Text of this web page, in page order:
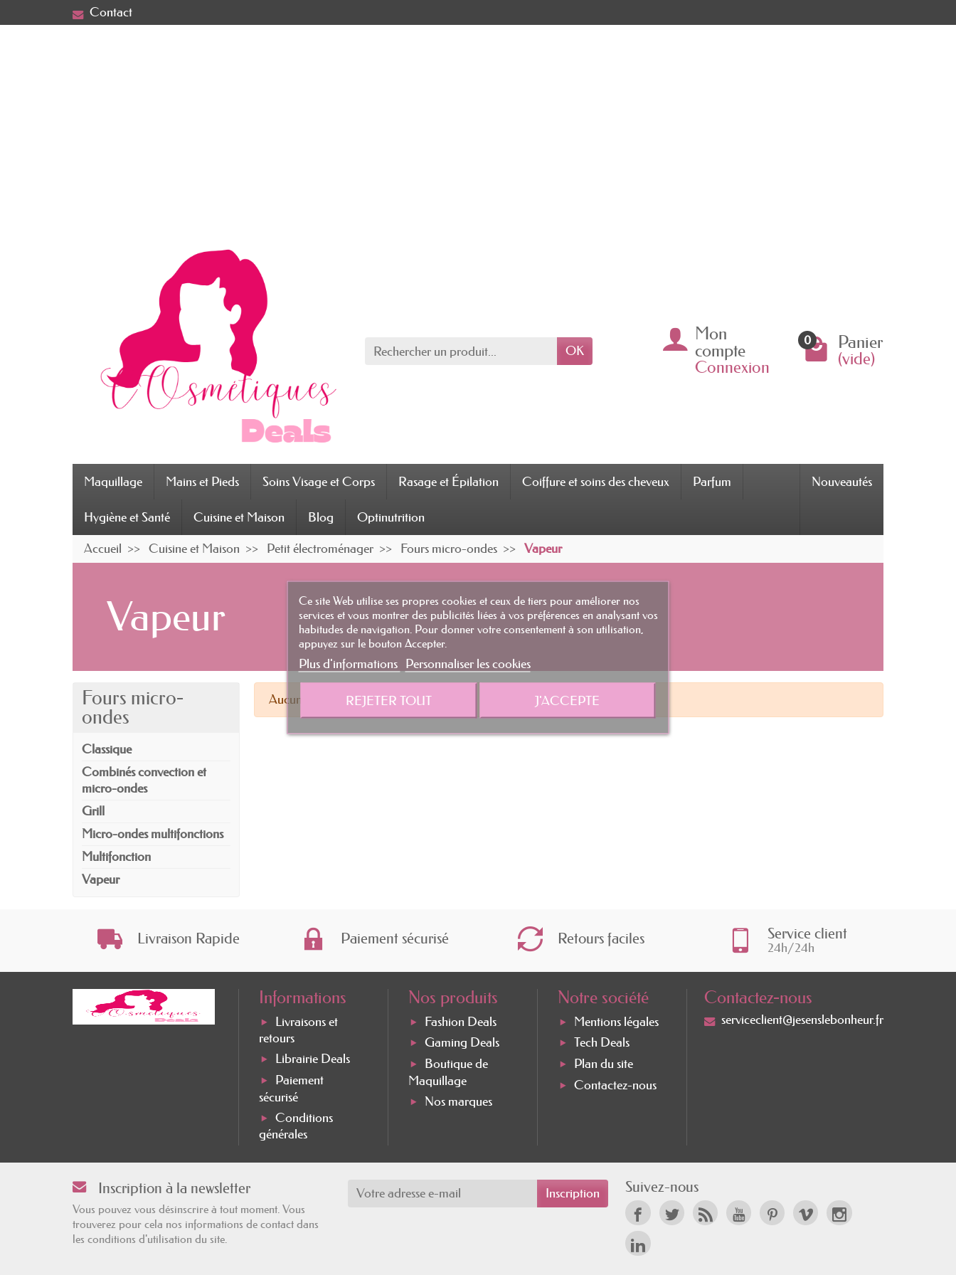
Contact
OK
Mon
compte
Connexion
0 Panier
(vide)
Maquillage Mains et Pieds Soins Visage et Corps Rasage et Épilation Coiffure et soins des cheveux Parfum
Hygiène et Santé Cuisine et Maison Blog Optinutrition
Nouveautés
Accueil Cuisine et Maison Petit électroménager Fours micro-ondes Vapeur
Vapeur
Fours micro-
ondes
Classique
Combinés convection et
micro-ondes
Grill
Micro-ondes multifonctions
Multifonction
Vapeur
Aucun produit pour le moment.
Livraison Rapide Paiement sécurisé Retours faciles Service client
24h/24h
Informations
Livraisons et
retours
Librairie Deals
Paiement
sécurisé
Conditions
générales
Nos produits
Fashion Deals
Gaming Deals
Boutique de
Maquillage
Nos marques
Notre société
Mentions légales
Tech Deals
Plan du site
Contactez-nous
Contactez-nous
serviceclient@jesenslebonheur.fr
Ce site Web utilise ses propres cookies et ceux de tiers pour améliorer nos
services et vous montrer des publicités liées à vos préférences en analysant vos
habitudes de navigation. Pour donner votre consentement à son utilisation,
appuyez sur le bouton Accepter.
Plus d'informations Personnaliser les cookies
REJETER TOUT J'ACCEPTE
Inscription à la newsletter
Vous pouvez vous désinscrire à tout moment. Vous
trouverez pour cela nos informations de contact dans
les conditions d'utilisation du site.
Suivez-nous